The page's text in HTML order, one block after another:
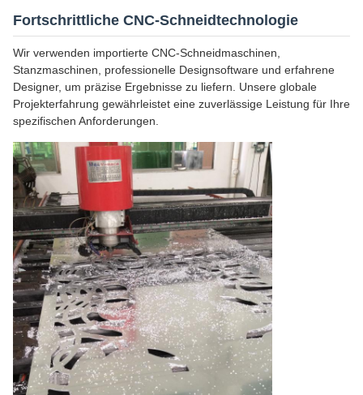
Fortschrittliche CNC-Schneidtechnologie
Wir verwenden importierte CNC-Schneidmaschinen,
Stanzmaschinen, professionelle Designsoftware und erfahrene
Designer, um präzise Ergebnisse zu liefern. Unsere globale
Projekterfahrung gewährleistet eine zuverlässige Leistung für Ihre
spezifischen Anforderungen.